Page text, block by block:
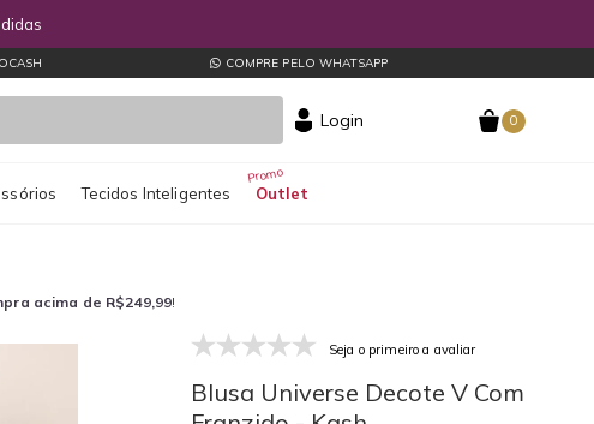
COMPRE PELO WHATSAPP
Login 0
Outlet
Tecidos Inteligentes
acima de R$249,99!
030 014 164 0183 Seja o primeiro a avaliar
Blusa Universe Decote V Com